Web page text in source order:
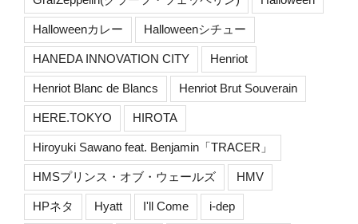
Halloweenカレー Halloweenシチュー
HANEDA INNOVATION CITY Henriot
Henriot Blanc de Blancs Henriot Brut Souverain
HERE.TOKYO HIROTA
Hiroyuki Sawano feat. Benjamin「TRACER」
HMSプリンス・オブ・ウェールズ HMV
HPネタ Hyatt I'll Come i-dep